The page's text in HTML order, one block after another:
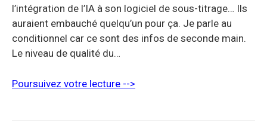
l’intégration de l’IA à son logiciel de sous-titrage… Ils
auraient embauché quelqu’un pour ça. Je parle au
conditionnel car ce sont des infos de seconde main.
Le niveau de qualité du…
Poursuivez votre lecture -->